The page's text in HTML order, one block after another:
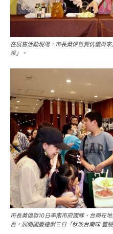
在展售活動現場，市長黃偉哲賢伉儷與
茶」。
市長黃偉哲10日率南市府團隊、台南在
百，展開國慶連假三日「秋收台南味 豐